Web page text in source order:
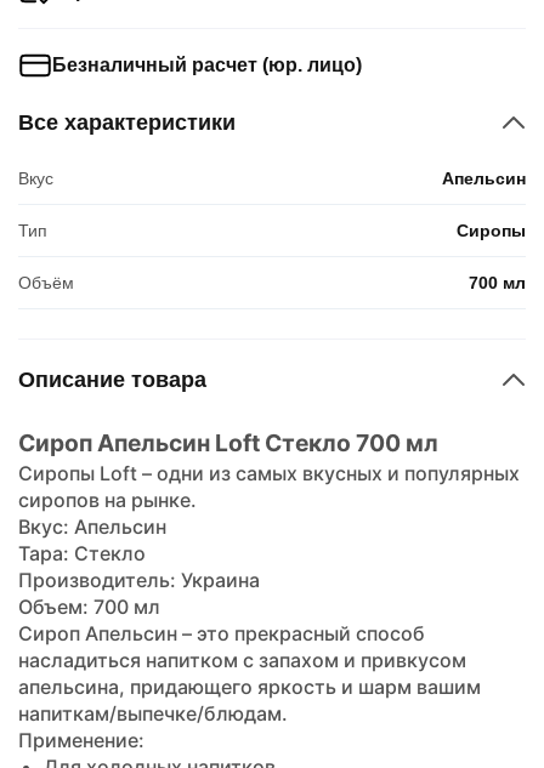
Все характеристики
Вкус Апельсин
Тип Сиропы
Объём 700 мл
Описание товара
Сироп Апельсин Loft Стекло 700 мл
Сиропы Loft – одни из самых вкусных и популярных
сиропов на рынке.
Вкус: Апельсин
Тара: Стекло
Производитель: Украина
Объем: 700 мл
Сироп Апельсин – это прекрасный способ
насладиться напитком с запахом и привкусом
апельсина, придающего яркость и шарм вашим
напиткам/выпечке/блюдам.
Применение:
Безналичный расчет (юр. лицо)